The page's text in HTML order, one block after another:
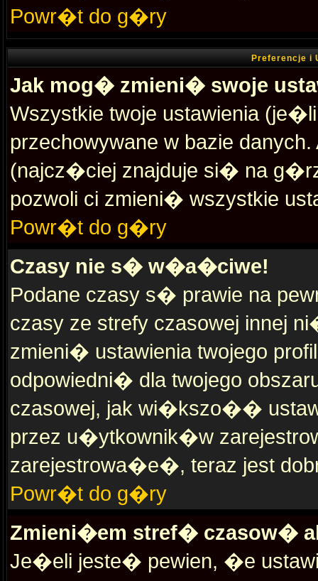
Powr�t do g�ry
Preferencje i
Jak mog� zmieni� swoje
Wszystkie twoje ustawienia
przechowywane w bazie
(najcz�ciej znajduje si� na
pozwoli ci zmieni� wszystkie
Powr�t do g�ry
Czasy nie s� w�a�ciwe!
Podane czasy s� prawie na
czasy ze strefy czasowej innej
zmieni� ustawienia twojego
odpowiedni� dla twojego
czasowej, jak wi�kszo��
przez u�ytkownik�w
zarejestrowa�e�, teraz jest
Powr�t do g�ry
Zmieni�em stref� czasow�
Je�eli jeste� pewien, �e